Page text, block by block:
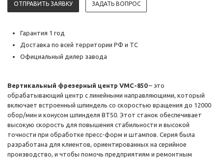
ОТПРАВИТЬ ЗАЯВКУ ЗАДАТЬ ВОПРОС
Гарантия 1 год
Доставка по всей территории РФ и ТС
Официальный дилер завода
Вертикальный фрезерный центр VMC-850– это
обрабатывающий центр с линейными направляющими, который
включает встроенный шпиндель со скоростью вращения до 12000
обор/мин и конусом шпинделя BT50. Этот станок обеспечивает
высокую скорость для повышения стабильности и высокой
точности при обработке пресс-форм и штампов. Серия была
разработана для клиентов, ориентированных на серийное
производство, и чтобы помочь предприятиям и ремонтным